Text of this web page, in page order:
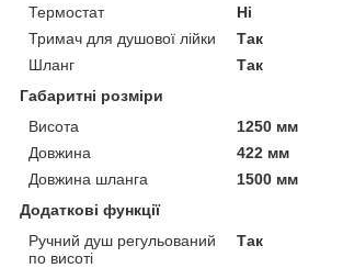
Термостат
Ні
Тримач для душової лійки
Так
Шланг
Так
Габаритні розміри
Висота
1250 мм
Довжина
422 мм
Довжина шланга
1500 мм
Додаткові функції
Ручний душ регульований
по висоті
Так